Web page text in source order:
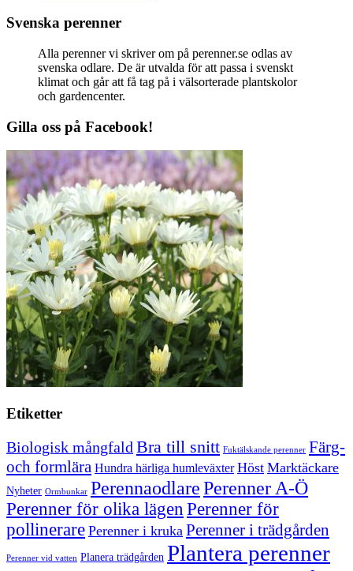
Svenska perenner
Alla perenner vi skriver om på perenner.se odlas av
svenska odlare. De är utvalda för att passa i svenskt
klimat och går att få tag på i välsorterade plantskolor
och gardencenter.
Gilla oss på Facebook!
Etiketter
Biologisk mångfald Bra till snitt Fuktälskande perenner Färg-
och formlära Hundra härliga humleväxter Höst Marktäckare
Nyheter Ormbunkar PerennaodlarePerenner A-Ö
Perenner för olika lägen Perenner för
pollinerare Perenner i kruka Perenner i trädgården
Perenner vid vatten Planera trädgården Plantera perenner